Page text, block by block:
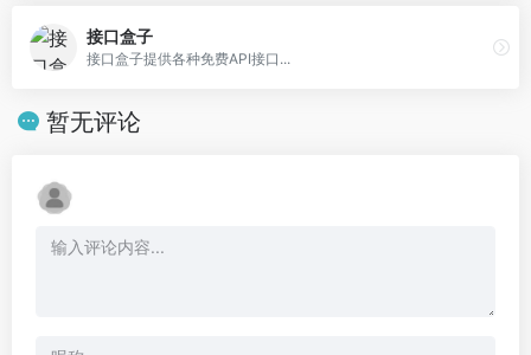
接口盒子
接口盒子提供各种免费API接口...
暂无评论